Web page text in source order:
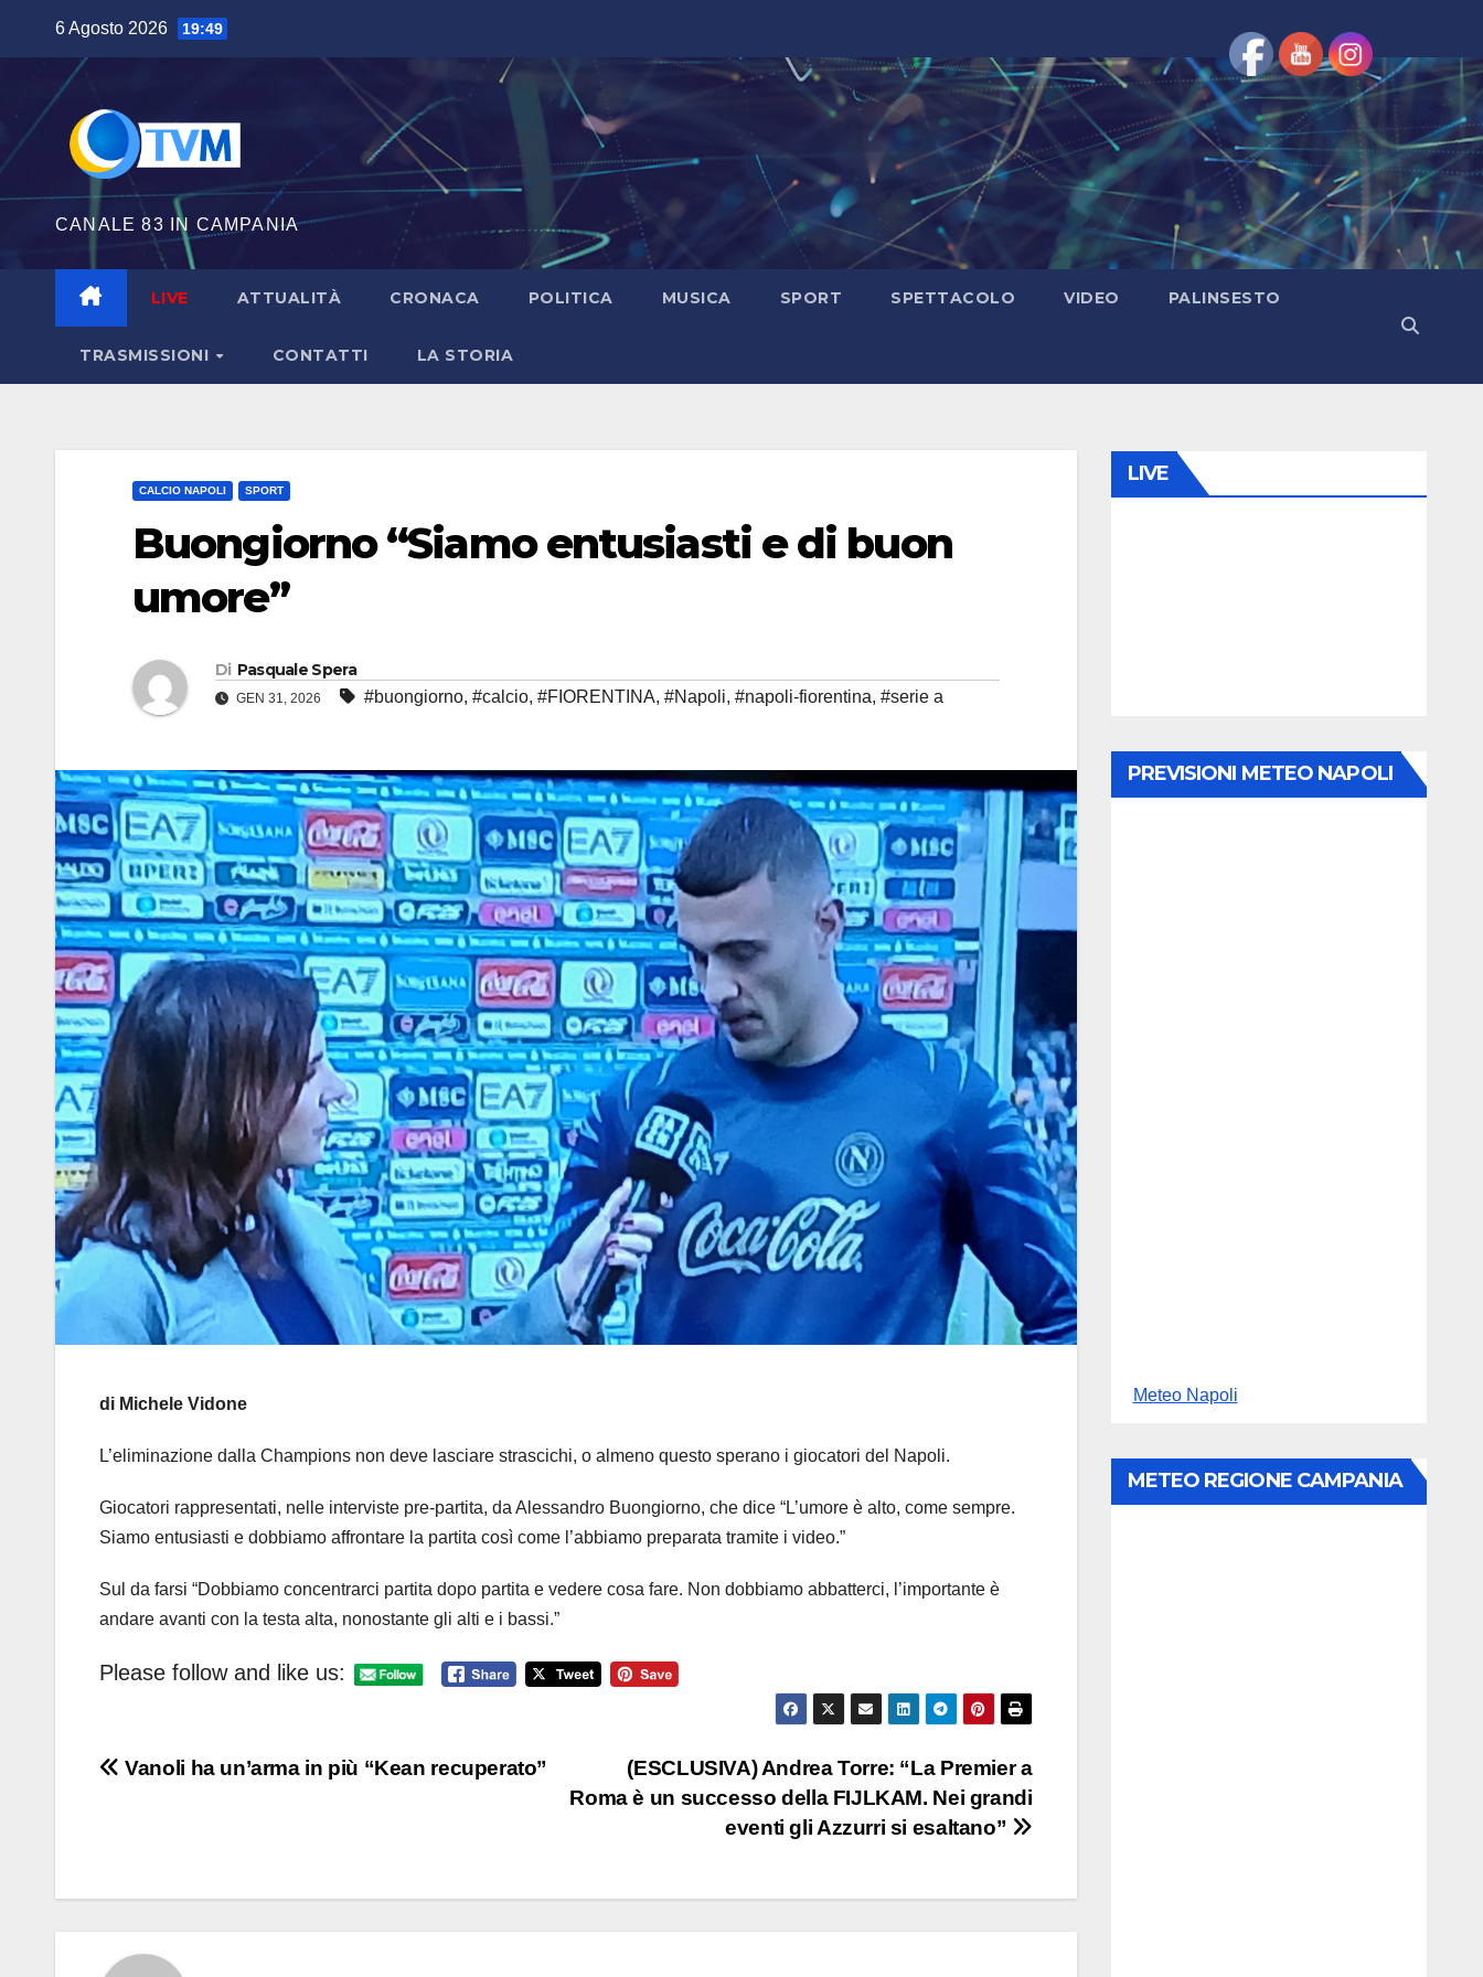
contenuto
6 Agosto 2026 19:49
CANALE 83 IN CAMPANIA
LIVE ATTUALITÀ CRONACA POLITICA MUSICA SPORT SPETTACOLO VIDEO PALINSESTO
TRASMISSIONI CONTATTI LA STORIA
CALCIO NAPOLI SPORT
Buongiorno “Siamo entusiasti e di buon
umore”
Di Pasquale Spera
GEN 31, 2026 #buongiorno, #calcio, #FIORENTINA, #Napoli, #napoli-fiorentina, #serie a
di Michele Vidone
L’eliminazione dalla Champions non deve lasciare strascichi, o almeno questo sperano i giocatori del Napoli.
Giocatori rappresentati, nelle interviste pre-partita, da Alessandro Buongiorno, che dice “L’umore è alto, come sempre.
Siamo entusiasti e dobbiamo affrontare la partita così come l’abbiamo preparata tramite i video.”
Sul da farsi “Dobbiamo concentrarci partita dopo partita e vedere cosa fare. Non dobbiamo abbatterci, l’importante è
andare avanti con la testa alta, nonostante gli alti e i bassi.”
Please follow and like us:
Navigazione
(ESCLUSIVA) Andrea Torre: “La Premier a
Roma è un successo della FIJLKAM. Nei grandi
eventi gli Azzurri si esaltano”
Vanoli ha un’arma in più “Kean recuperato”
LIVE
PREVISIONI METEO NAPOLI
Meteo Napoli
METEO REGIONE CAMPANIA